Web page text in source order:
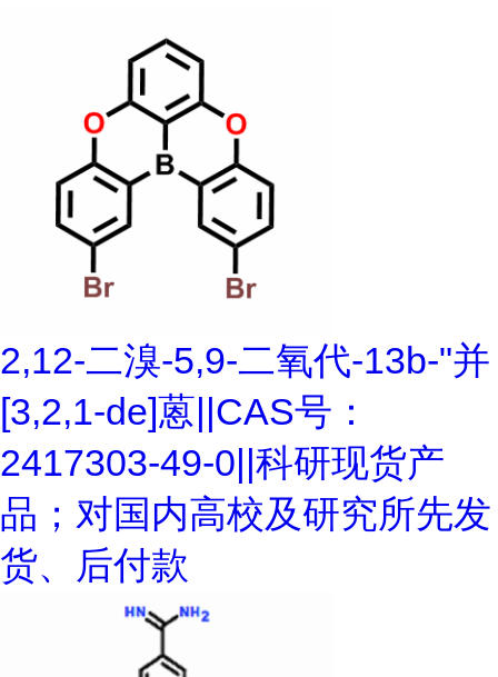
2,12-二溴-5,9-二氧代-13b-"并
[3,2,1-de]蒽||CAS号：
2417303-49-0||科研现货产
品；对国内高校及研究所先发
货、后付款